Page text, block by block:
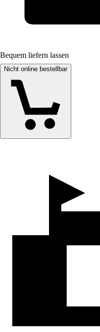
Bequem liefern lassen
Nicht online bestellbar